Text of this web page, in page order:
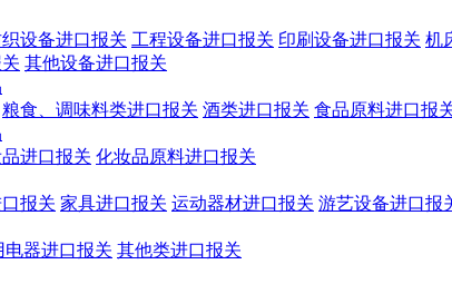
设备进口报关 工程设备进口报关 印刷设备进口报关 机
其他设备进口报关
粮食、调味料类进口报关 酒类进口报关 食品原料进口报
进口报关 化妆品原料进口报关
报关 家具进口报关 运动器材进口报关 游艺设备进口报
电器进口报关 其他类进口报关